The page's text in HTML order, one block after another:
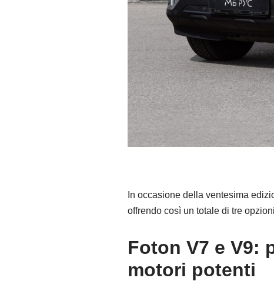
In occasione della ventesima
offrendo così un totale di tre
Foton V7 e V9:
motori potenti